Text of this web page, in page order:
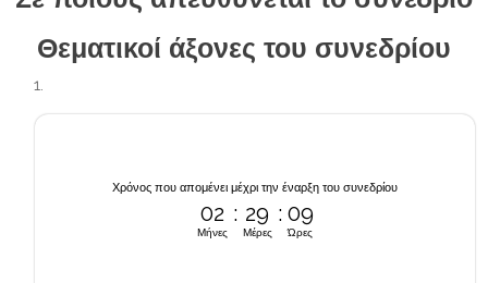
Θεματικοί άξονες του συνεδρίου
Χρόνος που απομένει μέχρι την έναρξη του συνεδρίου
02
Μήνες
: 29
Μέρες
: 09
Ώρες